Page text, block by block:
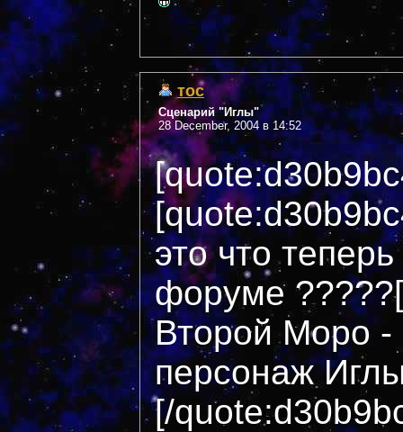
тос
Сценарий "Иглы"
28 December, 2004 в 14:52
это что
форуме
Второй Моро
персонаж
[/